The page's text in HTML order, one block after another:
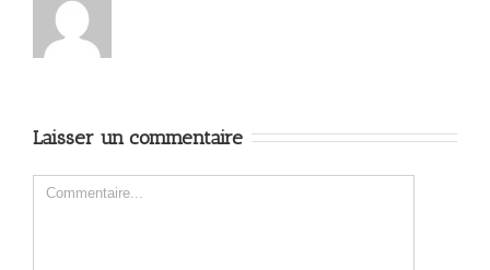
Laisser un commentaire